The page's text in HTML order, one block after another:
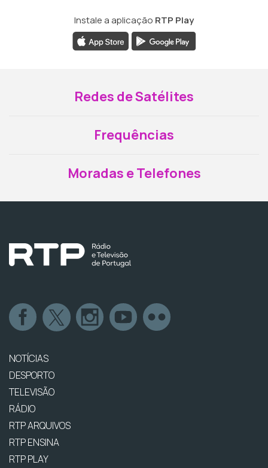
Instale a aplicação RTP Play
Redes de Satélites
Frequências
Moradas e Telefones
NOTÍCIAS
DESPORTO
TELEVISÃO
RÁDIO
RTP ARQUIVOS
RTP ENSINA
RTP PLAY